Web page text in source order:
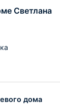
Светлана
дома